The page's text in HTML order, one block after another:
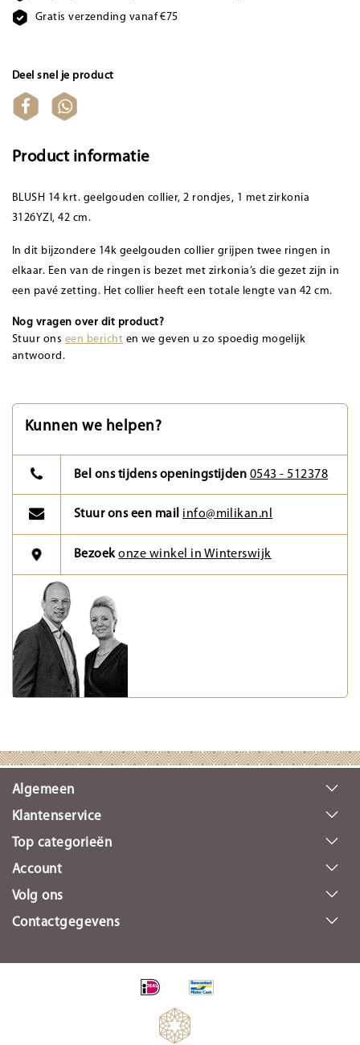
Gratis verzending vanaf €75
Deel snel je product
Product informatie
BLUSH 14 krt. geelgouden collier, 2 rondjes, 1 met zirkonia
3126YZI, 42 cm.
In dit bijzondere 14k geelgouden collier grijpen twee ringen in
elkaar. Een van de ringen is bezet met zirkonia’s die gezet zijn in
een pavé zetting. Het collier heeft een totale lengte van 42 cm.
Nog vragen over dit product?
Stuur ons een bericht en we geven u zo spoedig mogelijk
antwoord.
Kunnen we helpen?
Bel ons tijdens openingstijden 0543 - 512378
Stuur ons een mail info@milikan.nl
Bezoekonze winkel in Winterswijk
Algemeen
Klantenservice
Top categorieën
Account
Volg ons
Contactgegevens